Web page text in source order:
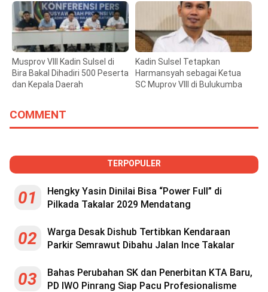
Musprov VIII Kadin Sulsel di
Bira Bakal Dihadiri 500 Peserta
dan Kepala Daerah
Kadin Sulsel Tetapkan
Harmansyah sebagai Ketua
SC Muprov VIII di Bulukumba
COMMENT
TERPOPULER
01
Hengky Yasin Dinilai Bisa “Power Full” di
Pilkada Takalar 2029 Mendatang
02
Warga Desak Dishub Tertibkan Kendaraan
Parkir Semrawut Dibahu Jalan Ince Takalar
03
Bahas Perubahan SK dan Penerbitan KTA Baru,
PD IWO Pinrang Siap Pacu Profesionalisme